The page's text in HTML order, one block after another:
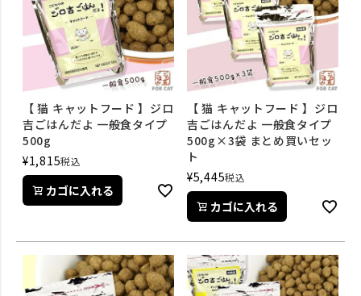
【 猫 キャットフード 】ジロ
吉ごはんだよ 一般食タイプ
500g
¥1,815税込
カゴに入れる
【 猫 キャットフード 】ジロ
吉ごはんだよ 一般食タイプ
500g×3袋 まとめ買いセッ
ト
¥5,445税込
カゴに入れる